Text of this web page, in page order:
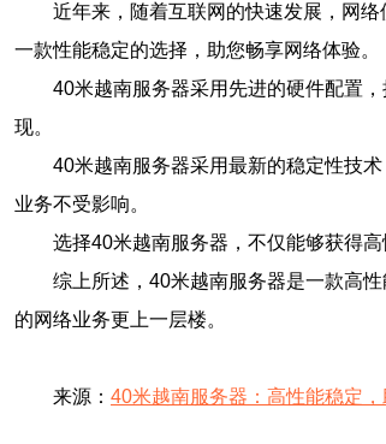
近年来，随着互联网的快速发展，网
一款性能稳定的选择，助您畅享网络体验。
40米越南服务器采用先进的硬件配置
现。
40米越南服务器采用最新的稳定性技
业务不受影响。
选择40米越南服务器，不仅能够获得
综上所述，40米越南服务器是一款高
的网络业务更上一层楼。
来源： 40米越南服务器：高性能稳定